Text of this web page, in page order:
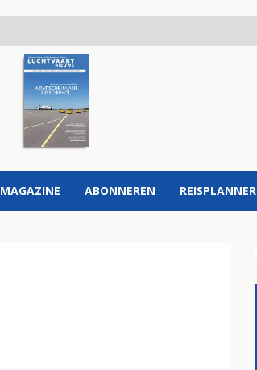
MAGAZINE ABONNEREN REISPLANNER